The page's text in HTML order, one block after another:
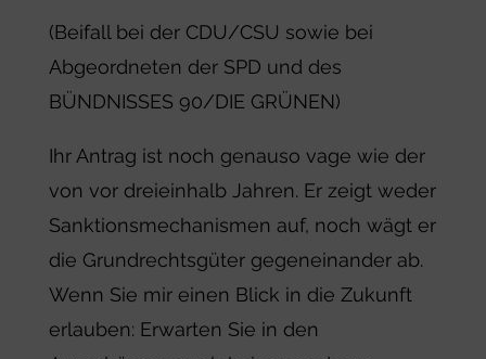
(Beifall bei der CDU/CSU sowie bei
Abgeordneten der SPD und des
BÜNDNISSES 90/DIE GRÜNEN)
Ihr Antrag ist noch genauso vage wie der
von vor dreieinhalb Jahren. Er zeigt weder
Sanktionsmechanismen auf, noch wägt er
die Grundrechtsgüter gegeneinander ab.
Wenn Sie mir einen Blick in die Zukunft
erlauben: Erwarten Sie in den